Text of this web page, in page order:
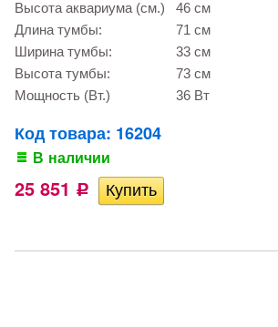
Высота аквариума (см.)
46 см
Длина тумбы:
71 см
Ширина тумбы:
33 см
Высота тумбы:
73 см
Мощность (Вт.)
36 Вт
Код товара: 16204
В наличии
25 851 Р